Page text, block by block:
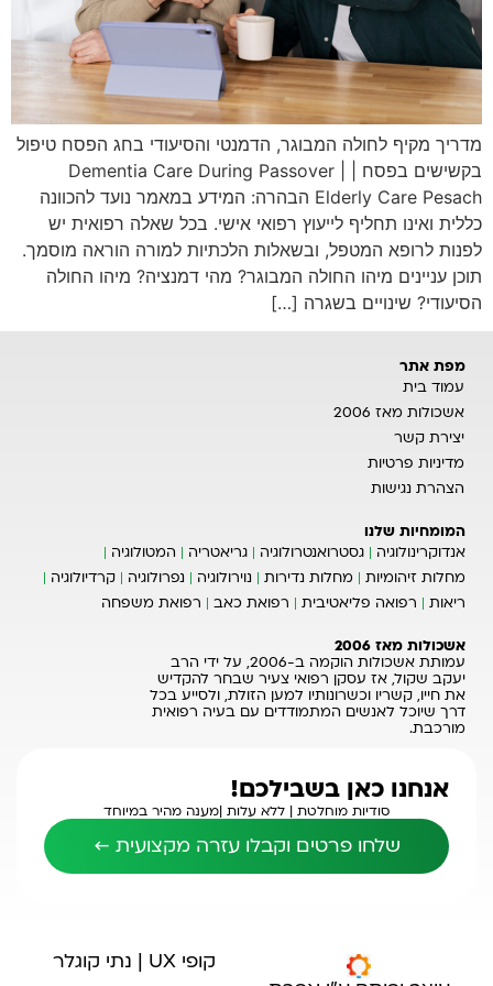
מדריך מקיף לחולה המבוגר, הדמנטי והסיעודי בחג הפסח טיפול
בקשישים בפסח | Dementia Care During Passover |
Elderly Care Pesach הבהרה: המידע במאמר נועד להכוונה
כללית ואינו תחליף לייעוץ רפואי אישי. בכל שאלה רפואית יש
לפנות לרופא המטפל, ובשאלות הלכתיות למורה הוראה מוסמך.
תוכן עניינים מיהו החולה המבוגר? מהי דמנציה? מיהו החולה
הסיעודי? שינויים בשגרה […]
מפת אתר
עמוד בית
אשכולות מאז 2006
יצירת קשר
מדיניות פרטיות
הצהרת נגישות
המומחיות שלנו
אנדוקרינולוגיה
גסטרואנטרולוגיה גריאטריה
המטולוגיה
מחלות זיהומיות
מחלות נדירות נוירולוגיה נפרולוגיה
קרדיולוגיה
ריאות
רפואה פליאטיבית רפואת כאב רפואת משפחה
אשכולות מאז 2006
עמותת אשכולות הוקמה ב-2006, על ידי הרב
יעקב שקול, אז עסקן רפואי צעיר שבחר להקדיש
את חייו, קשריו וכשרונותיו למען הזולת, ולסייע בכל
דרך שיוכל לאנשים המתמודדים עם בעיה רפואית
מורכבת.
אנחנו כאן בשבילכם!
סודיות מוחלטת | ללא עלות |מענה מהיר במיוחד
שלחו פרטים וקבלו עזרה מקצועית ←
קופי UX | נתי קוגלר